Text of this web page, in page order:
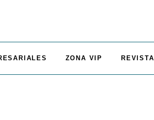
ZONA VIP REVISTA